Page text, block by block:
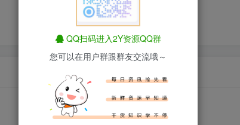
QQ扫码进入2Y资源QQ群
您可以在用户群跟群友交流哦～